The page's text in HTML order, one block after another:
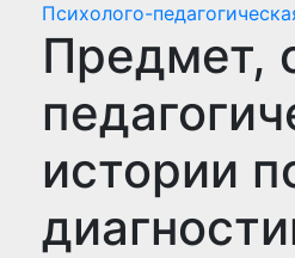
Психолого-
Предмет,
истории